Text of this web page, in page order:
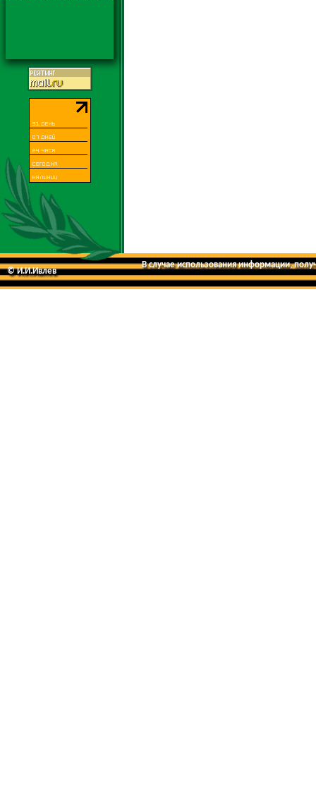
© И.И.Ивлев
В случае использования информации,